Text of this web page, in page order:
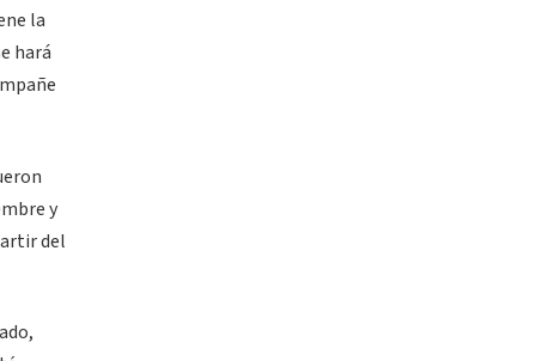
la
hará
y
del